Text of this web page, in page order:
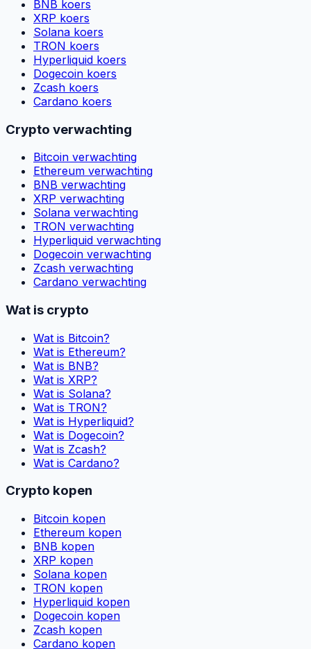
BNB koers
XRP koers
Solana koers
TRON koers
Hyperliquid koers
Dogecoin koers
Zcash koers
Cardano koers
Crypto verwachting
Bitcoin verwachting
Ethereum verwachting
BNB verwachting
XRP verwachting
Solana verwachting
TRON verwachting
Hyperliquid verwachting
Dogecoin verwachting
Zcash verwachting
Cardano verwachting
Wat is crypto
Wat is Bitcoin?
Wat is Ethereum?
Wat is BNB?
Wat is XRP?
Wat is Solana?
Wat is TRON?
Wat is Hyperliquid?
Wat is Dogecoin?
Wat is Zcash?
Wat is Cardano?
Crypto kopen
Bitcoin kopen
Ethereum kopen
BNB kopen
XRP kopen
Solana kopen
TRON kopen
Hyperliquid kopen
Dogecoin kopen
Zcash kopen
Cardano kopen